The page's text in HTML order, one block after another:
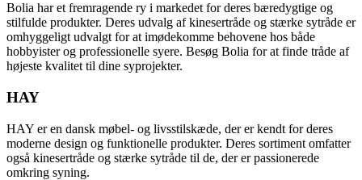
Bolia har et fremragende ry i markedet for deres bæredygtige og
stilfulde produkter. Deres udvalg af kinesertråde og stærke sytråde er
omhyggeligt udvalgt for at imødekomme behovene hos både
hobbyister og professionelle syere. Besøg Bolia for at finde tråde af
højeste kvalitet til dine syprojekter.
HAY
HAY er en dansk møbel- og livsstilskæde, der er kendt for deres
moderne design og funktionelle produkter. Deres sortiment omfatter
også kinesertråde og stærke sytråde til de, der er passionerede
omkring syning.